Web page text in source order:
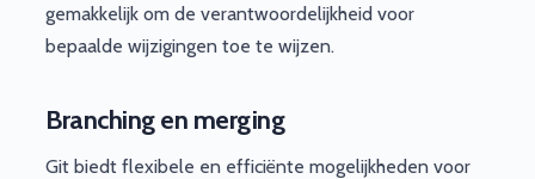
gemakkelijk om de verantwoordelijkheid voor
bepaalde wijzigingen toe te wijzen.
Branching en merging
Git biedt flexibele en efficiënte mogelijkheden voor